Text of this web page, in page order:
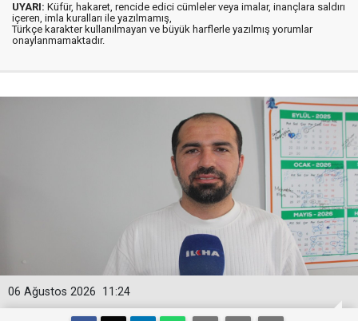
UYARI: Küfür, hakaret, rencide edici cümleler veya imalar, inançlara saldırı
içeren, imla kuralları ile yazılmamış,
Türkçe karakter kullanılmayan ve büyük harflerle yazılmış yorumlar
onaylanmamaktadır.
11:24
06 Ağustos 2026